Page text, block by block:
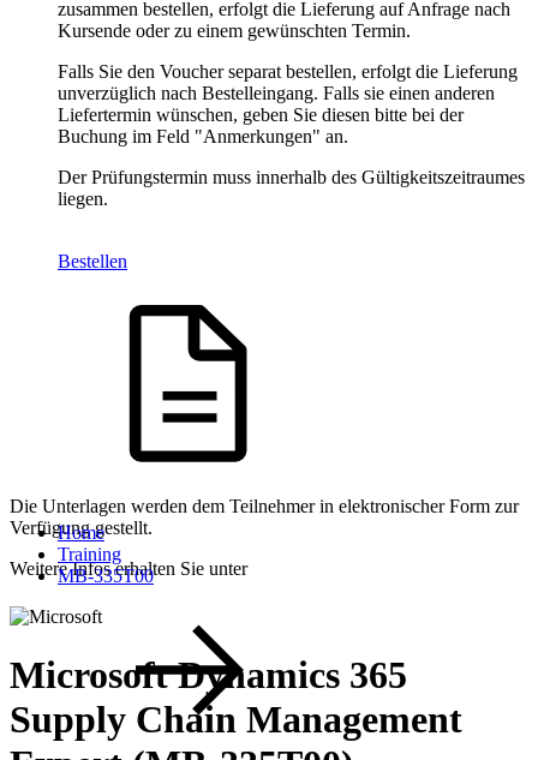
zusammen bestellen, erfolgt die Lieferung auf Anfrage nach
Kursende oder zu einem gewünschten Termin.
Falls Sie den Voucher separat bestellen, erfolgt die Lieferung
unverzüglich nach Bestelleingang. Falls sie einen anderen
Liefertermin wünschen, geben Sie diesen bitte bei der
Buchung im Feld "Anmerkungen" an.
Der Prüfungstermin muss innerhalb des Gültigkeitszeitraumes
liegen.
Bestellen
Die Unterlagen werden dem Teilnehmer in elektronischer Form zur
Verfügung gestellt.
Weitere Infos erhalten Sie unter
Home
Training
MB-335T00
Microsoft Dynamics 365
Supply Chain Management